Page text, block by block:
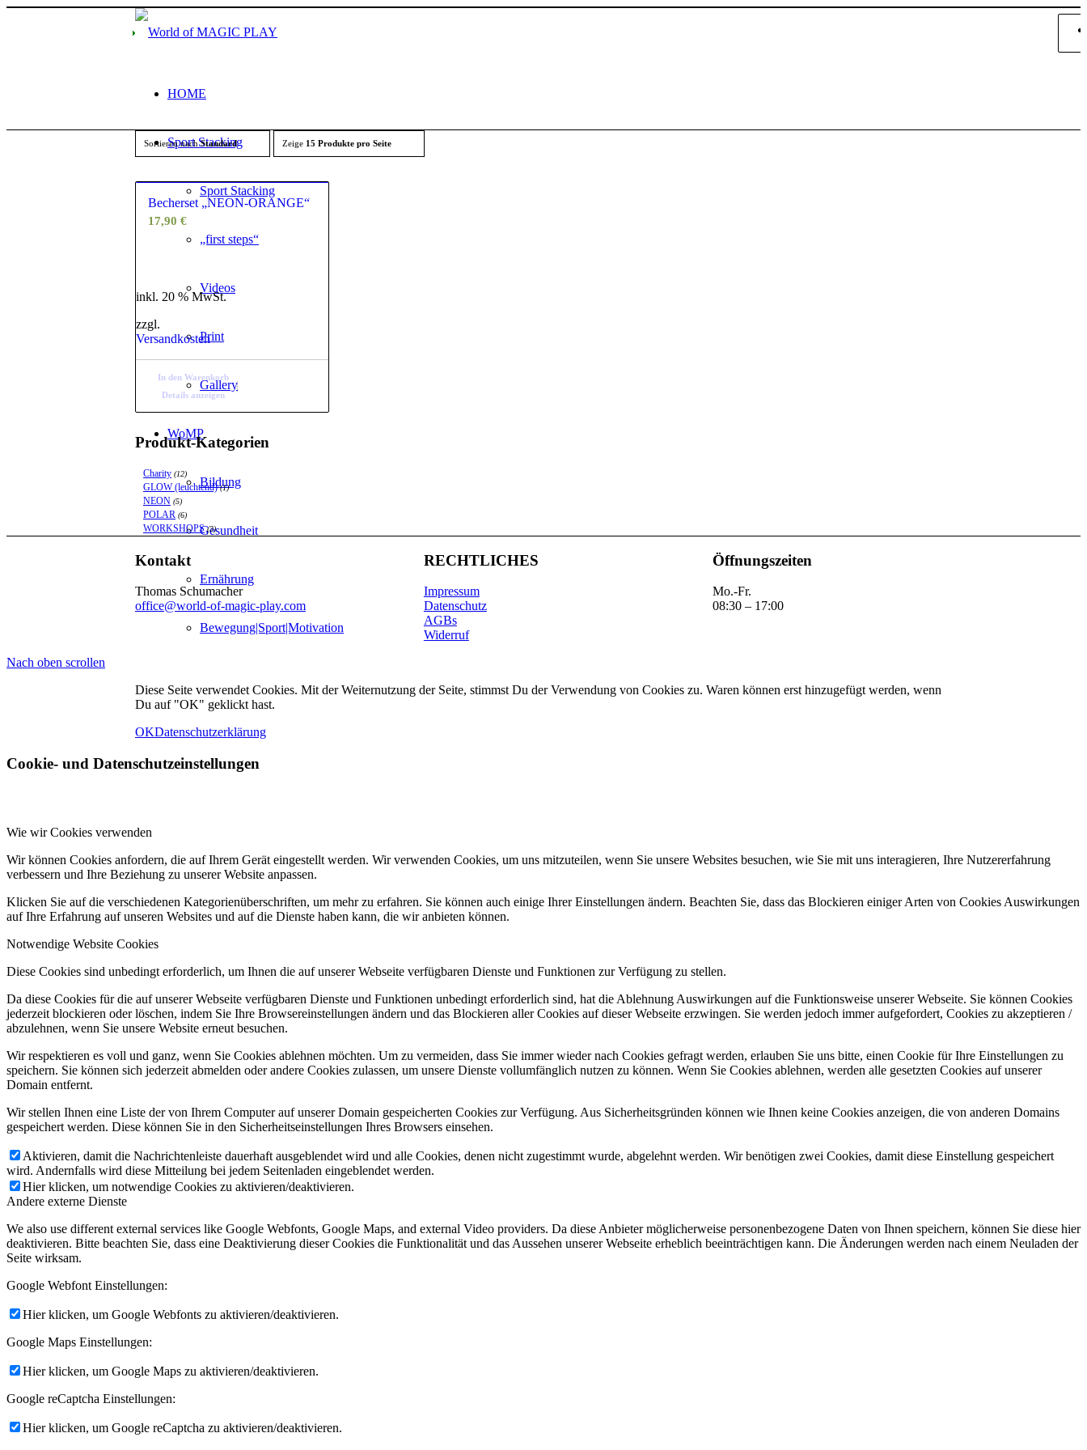
HOME
Sport Stacking
Sport Stacking
„first steps“
Videos
Print
Gallery
WoMP
Bildung
Gesundheit
Ernährung
Bewegung|Sport|Motivation
Wissenschaft
Generation 50+
Charity
MAGIC PLAY-TV
MAGIC PLAY-TV
Experten
Coaches
History
History
Contact
Sortieren nachStandard Zeige 15 Produkte pro Seite
5.00
Becherset „NEON-ORANGE“
17,90 €
inkl. 20 % MwSt.
zzgl.
Versandkosten
In den Warenkorb
Details anzeigen
Produkt-Kategorien
Charity (12)
GLOW (leuchtend) (1)
NEON (5)
POLAR (6)
WORKSHOPS (3)
Kontakt
Thomas Schumacher
office@world-of-magic-play.com
RECHTLICHES
Impressum
Datenschutz
AGBs
Widerruf
Öffnungszeiten
Mo.-Fr.
08:30 – 17:00
Nach oben scrollen
Diese Seite verwendet Cookies. Mit der Weiternutzung der Seite, stimmst Du der Verwendung von Cookies zu. Waren können erst hinzugefügt werden, wenn
Du auf "OK" geklickt hast.
OKDatenschutzerklärung
Cookie- und Datenschutzeinstellungen
Wie wir Cookies verwenden
Wir können Cookies anfordern, die auf Ihrem Gerät eingestellt werden. Wir verwenden Cookies, um uns mitzuteilen, wenn Sie unsere Websites besuchen, wie Sie mit uns interagieren, Ihre Nutzererfahrung
verbessern und Ihre Beziehung zu unserer Website anpassen.
Klicken Sie auf die verschiedenen Kategorienüberschriften, um mehr zu erfahren. Sie können auch einige Ihrer Einstellungen ändern. Beachten Sie, dass das Blockieren einiger Arten von Cookies Auswirkungen
auf Ihre Erfahrung auf unseren Websites und auf die Dienste haben kann, die wir anbieten können.
Notwendige Website Cookies
Diese Cookies sind unbedingt erforderlich, um Ihnen die auf unserer Webseite verfügbaren Dienste und Funktionen zur Verfügung zu stellen.
Da diese Cookies für die auf unserer Webseite verfügbaren Dienste und Funktionen unbedingt erforderlich sind, hat die Ablehnung Auswirkungen auf die Funktionsweise unserer Webseite. Sie können Cookies
jederzeit blockieren oder löschen, indem Sie Ihre Browsereinstellungen ändern und das Blockieren aller Cookies auf dieser Webseite erzwingen. Sie werden jedoch immer aufgefordert, Cookies zu akzeptieren /
abzulehnen, wenn Sie unsere Website erneut besuchen.
Wir respektieren es voll und ganz, wenn Sie Cookies ablehnen möchten. Um zu vermeiden, dass Sie immer wieder nach Cookies gefragt werden, erlauben Sie uns bitte, einen Cookie für Ihre Einstellungen zu
speichern. Sie können sich jederzeit abmelden oder andere Cookies zulassen, um unsere Dienste vollumfänglich nutzen zu können. Wenn Sie Cookies ablehnen, werden alle gesetzten Cookies auf unserer
Domain entfernt.
Wir stellen Ihnen eine Liste der von Ihrem Computer auf unserer Domain gespeicherten Cookies zur Verfügung. Aus Sicherheitsgründen können wie Ihnen keine Cookies anzeigen, die von anderen Domains
gespeichert werden. Diese können Sie in den Sicherheitseinstellungen Ihres Browsers einsehen.
Aktivieren, damit die Nachrichtenleiste dauerhaft ausgeblendet wird und alle Cookies, denen nicht zugestimmt wurde, abgelehnt werden. Wir benötigen zwei Cookies, damit diese Einstellung gespeichert
wird. Andernfalls wird diese Mitteilung bei jedem Seitenladen eingeblendet werden.
Hier klicken, um notwendige Cookies zu aktivieren/deaktivieren.
Andere externe Dienste
We also use different external services like Google Webfonts, Google Maps, and external Video providers. Da diese Anbieter möglicherweise personenbezogene Daten von Ihnen speichern, können Sie diese hier
deaktivieren. Bitte beachten Sie, dass eine Deaktivierung dieser Cookies die Funktionalität und das Aussehen unserer Webseite erheblich beeinträchtigen kann. Die Änderungen werden nach einem Neuladen der
Seite wirksam.
Google Webfont Einstellungen:
Hier klicken, um Google Webfonts zu aktivieren/deaktivieren.
Google Maps Einstellungen:
Hier klicken, um Google Maps zu aktivieren/deaktivieren.
Google reCaptcha Einstellungen:
Hier klicken, um Google reCaptcha zu aktivieren/deaktivieren.